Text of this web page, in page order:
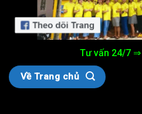
Tư vấn 24/7 ⇒
Về Trang chủ